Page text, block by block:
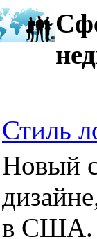
Стиль
Новый
в США.